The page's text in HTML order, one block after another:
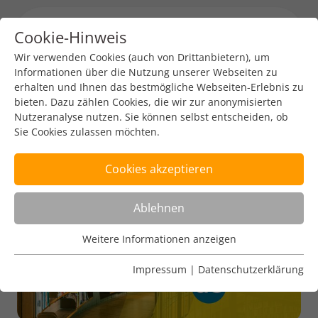
ICANN78
Cookie-Hinweis
Wir verwenden Cookies (auch von Drittanbietern), um
Informationen über die Nutzung unserer Webseiten zu
erhalten und Ihnen das bestmögliche Webseiten-Erlebnis zu
bieten. Dazu zählen Cookies, die wir zur anonymisierten
Nutzeranalyse nutzen. Sie können selbst entscheiden, ob
Sie Cookies zulassen möchten.
Cookies akzeptieren
Ablehnen
Nutzungsanalyse
Cookies zur Nutzungsanalyse ermöglichen es uns zu
Name _pk_ref
Weitere Informationen anzeigen
Weitere Informationen anzeigen
Impressum | Datenschutzerklärung